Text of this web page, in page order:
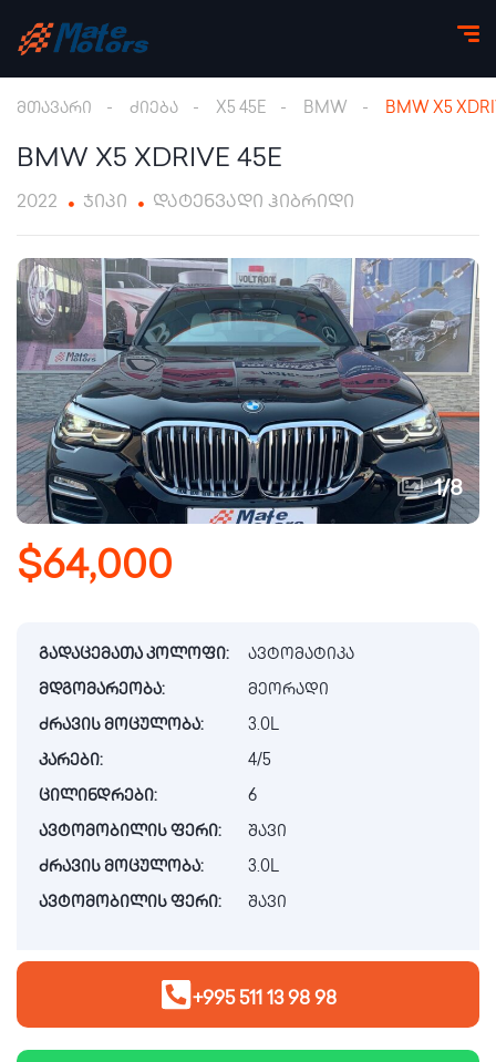
მთავარი ძიება X5 45E BMW BMW X5
BMW X5 XDRIVE 45E
2022 ჯიპი დატენვადი ჰიბრიდი
1/8
$64,000
გადაცემათა კოლოფი: ავტომატიკა
მდგომარეობა: მეორადი
ძრავის მოცულობა: 3.0L
კარები: 4/5
ცილინდრები: 6
ავტომობილის ფერი: შავი
ძრავის მოცულობა: 3.0L
ავტომობილის ფერი: შავი
+995 511 13 98 98